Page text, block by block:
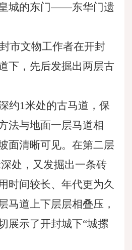
城的东门——东华门遗
市文物工作者在开封
下，先后发掘出两层古
约1米处的古马道，保
法与地面一层马道相
面清晰可见。在第二层
处，又发掘出一条砖
时间较长、年代更为久
马道上下层层相叠压，
展示了开封城下“城摞